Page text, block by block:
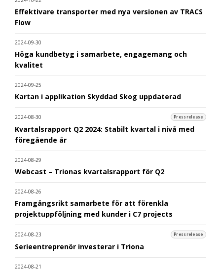
Effektivare transporter med nya versionen av TRACS
Flow
2024-09-30
Höga kundbetyg i samarbete, engagemang och
kvalitet
2024-09-25
Kartan i applikation Skyddad Skog uppdaterad
2024-08-30 Pressrelease
Kvartalsrapport Q2 2024: Stabilt kvartal i nivå med
föregående år
2024-08-29
Webcast – Trionas kvartalsrapport för Q2
2024-08-26
Framgångsrikt samarbete för att förenkla
projektuppföljning med kunder i C7 projects
2024-08-23 Pressrelease
Serieentreprenör investerar i Triona
2024-08-21